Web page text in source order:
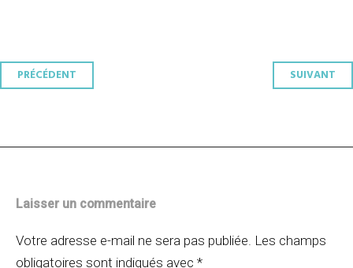
Navigation
PRÉCÉDENT SUIVANT
Laisser un commentaire
Votre adresse e-mail ne sera pas publiée. Les champs
obligatoires sont indiqués avec *